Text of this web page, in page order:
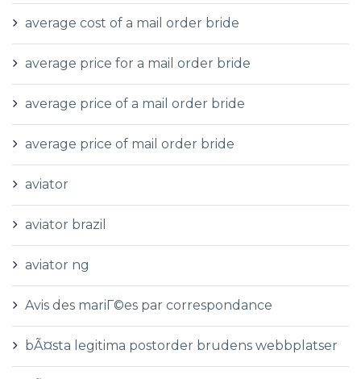
average cost of a mail order bride
average price for a mail order bride
average price of a mail order bride
average price of mail order bride
aviator
aviator brazil
aviator ng
Avis des mariГ©es par correspondance
bÃ¤sta legitima postorder brudens webbplatser